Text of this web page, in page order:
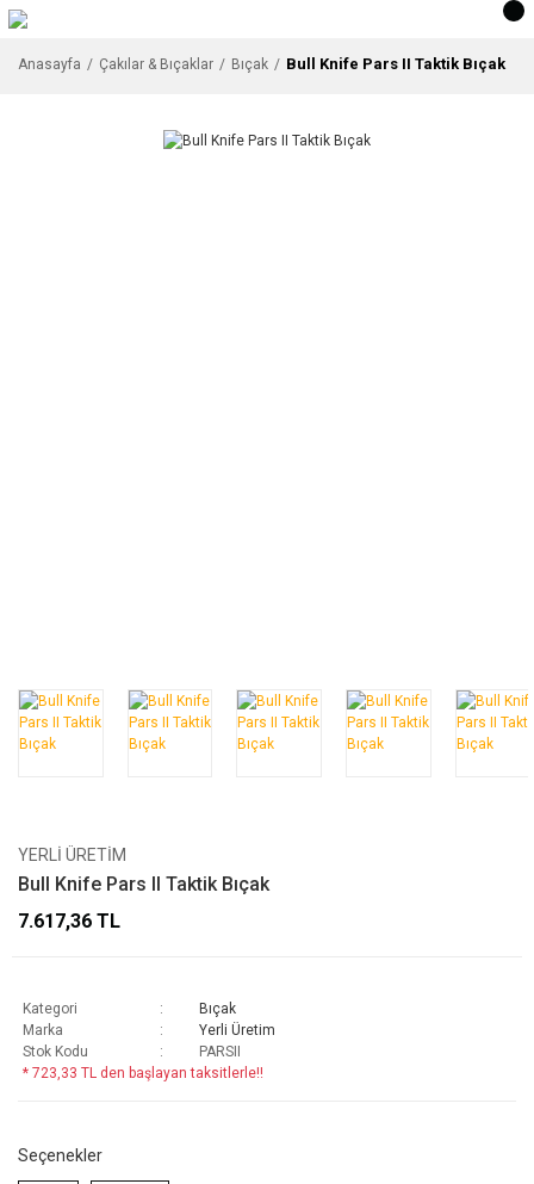
Anasayfa Çakılar & Bıçaklar Bıçak Bull Knife Pars II Taktik Bıçak
YERLI ÜRETIM
Bull Knife Pars II Taktik Bıçak
7.617,36 TL
Kategori
Bıçak
Marka
Yerli Üretim
Stok Kodu
PARSII
* 723,33 TL den başlayan taksitlerle!!
Seçenekler